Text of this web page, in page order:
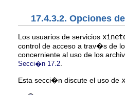
17.4.3.2. Opciones
Los usuarios de servicios
control de acceso a trav�s de
concerniente al uso de los
Secci�n 17.2
Esta secci�n discute el uso de